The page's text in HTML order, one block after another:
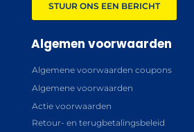
STUUR ONS EEN BERICHT
Algemen voorwaarden
Algemene voorwaarden coupons
Algemene voorwaarden
Actie voorwaarden
Retour- en terugbetalingsbeleid